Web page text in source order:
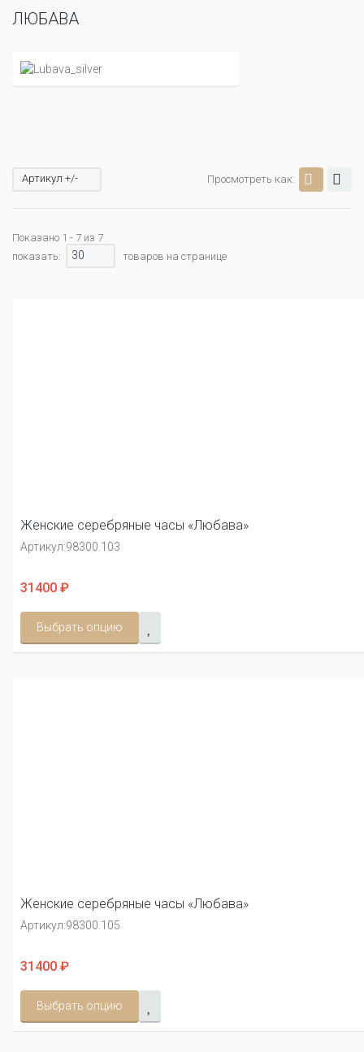
ЛЮБАВА
Просмотреть как:
Артикул +/-
Показано 1 - 7 из 7
показать:
30 товаров на странице
Женские серебряные часы «Любава»
Артикул:98300.103
31400 ₽
Выбрать опцию
Женские серебряные часы «Любава»
Артикул:98300.105
31400 ₽
Выбрать опцию